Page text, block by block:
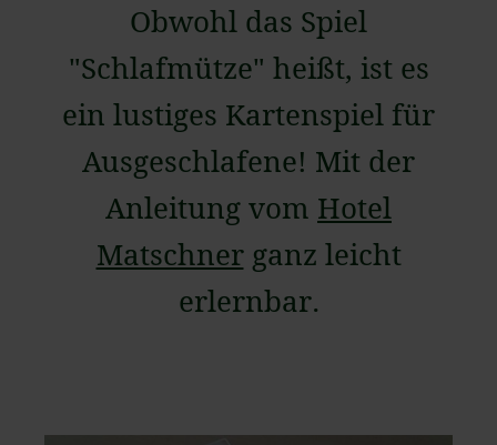
Obwohl das Spiel
"Schlafmütze" heißt, ist es
ein lustiges Kartenspiel für
Ausgeschlafene! Mit der
Anleitung vom Hotel
Matschnerganz leicht
erlernbar.